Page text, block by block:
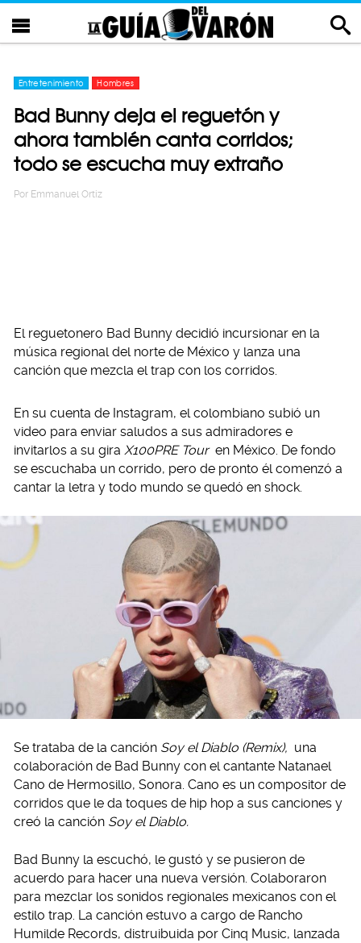
Entretenimiento Hombres
Bad Bunny deja el reguetón y
ahora también canta corridos;
todo se escucha muy extraño
Por Emmanuel Ortiz
El reguetonero Bad Bunny decidió incursionar en la
música regional del norte de México y lanza una
canción que mezcla el trap con los corridos.
En su cuenta de Instagram, el colombiano subió un
video para enviar saludos a sus admiradores e
invitarlos a su gira X100PRE Tour en México. De fondo
se escuchaba un corrido, pero de pronto él comenzó a
cantar la letra y todo mundo se quedó en shock.
Se trataba de la canción Soy el Diablo (Remix), una
colaboración de Bad Bunny con el cantante Natanael
Cano de Hermosillo, Sonora. Cano es un compositor de
corridos que le da toques de hip hop a sus canciones y
creó la canción Soy el Diablo.
Bad Bunny la escuchó, le gustó y se pusieron de
acuerdo para hacer una nueva versión. Colaboraron
para mezclar los sonidos regionales mexicanos con el
estilo trap. La canción estuvo a cargo de Rancho
Humilde Records, distruibuida por Cinq Music, lanzada